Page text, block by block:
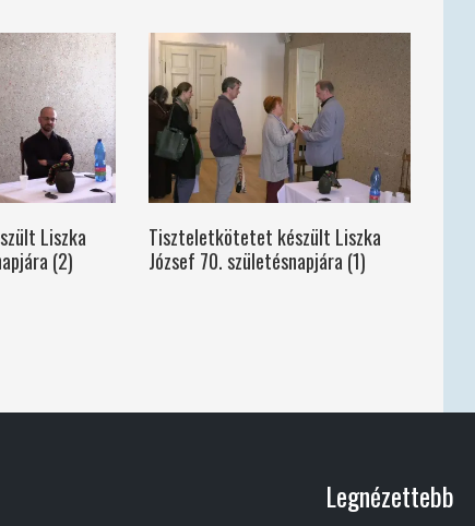
Liszka
(2)
Tiszteletkötetet készült Liszka
József 70. születésnapjára (1)
Legnézettebb